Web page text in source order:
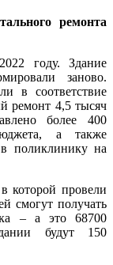
ремонта
году. Здание
заново.
в соответствие
ремонт 4,5 тысяч
более 400
а также
в поликлинику на
которой провели
смогут получать
– а это 68700
будут 150